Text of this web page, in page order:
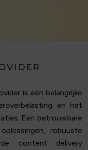
is een belangrijke
en het
Een betrouwbare
robuuste
content delivery